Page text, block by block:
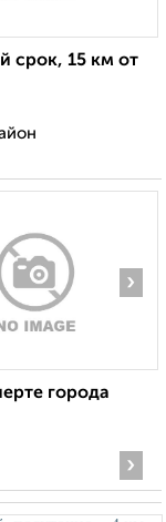
срок, 15 км от
›
города
›